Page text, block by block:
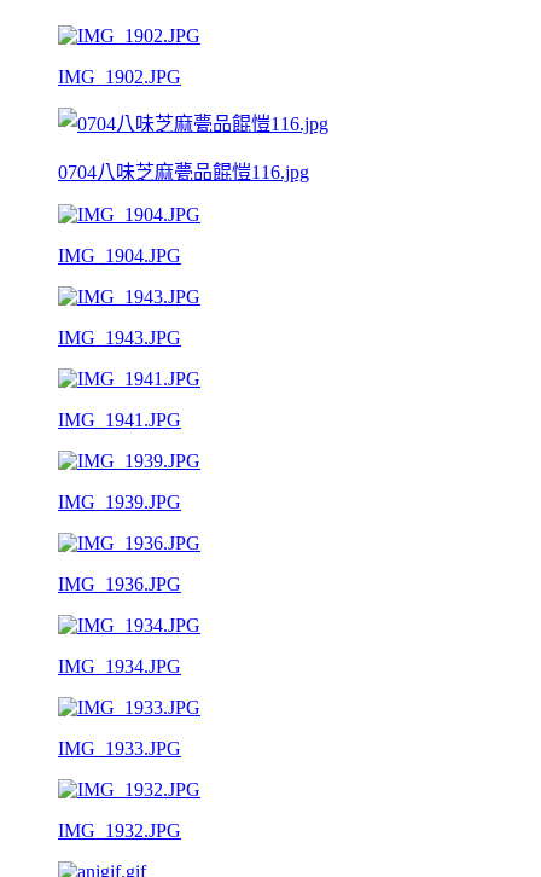
IMG_1902.JPG
0704八味芝麻甍品餛愷116.jpg
IMG_1904.JPG
IMG_1943.JPG
IMG_1941.JPG
IMG_1939.JPG
IMG_1936.JPG
IMG_1934.JPG
IMG_1933.JPG
IMG_1932.JPG